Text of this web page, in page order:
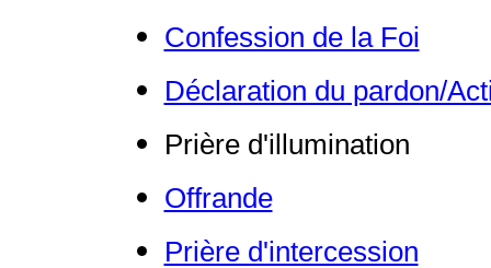
Confession de la Foi
Déclaration du pardon/
Prière d'illumination
Offrande
Prière d'intercession